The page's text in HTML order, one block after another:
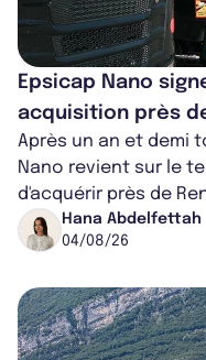
Epsicap Nano
acquisition près
Après un an et demi
Nano revient sur le
d'acquérir près de
pour conducteurs
Hana Abdelfettah
04/08/26